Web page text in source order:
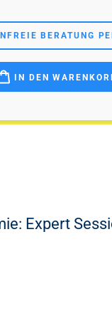
BERATUNG
IN DEN
Expert